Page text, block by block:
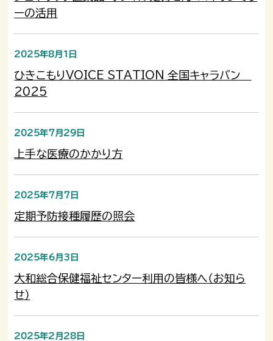
ーの活用
2025年8月1日
ひきこもりVOICE STATION 全国キャラバン
2025
2025年7月29日
上手な医療のかかり方
2025年7月7日
定期予防接種履歴の照会
2025年6月3日
大和総合保健福祉センター利用の皆様へ（お知ら
せ）
2025年2月28日